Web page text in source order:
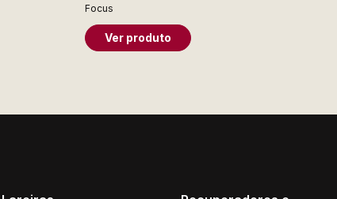
Focus
Ver produto